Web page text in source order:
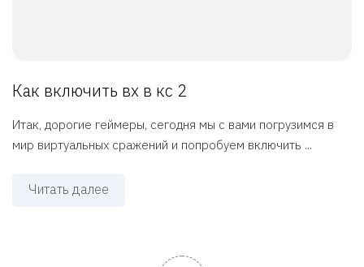
Как включить вх в кс 2
Итак, дорогие геймеры, сегодня мы с вами погрузимся в
мир виртуальных сражений и попробуем включить ...
Читать далее